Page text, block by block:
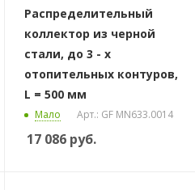
Распределительный
коллектор из черной
стали, до 3 - х
отопительных контуров,
L = 500 мм
Мало Арт.: GF MN633.0014
17 086 руб.